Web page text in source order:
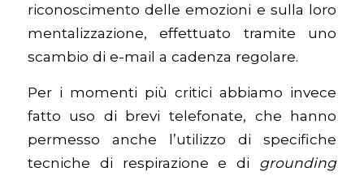
riconoscimento delle emozioni e sulla loro
mentalizzazione, effettuato tramite uno
scambio di e-mail a cadenza regolare.
Per i momenti più critici abbiamo invece
fatto uso di brevi telefonate, che hanno
permesso anche l’utilizzo di specifiche
tecniche di respirazione e di grounding